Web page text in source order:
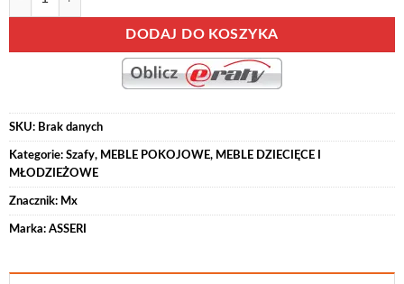
DODAJ DO KOSZYKA
SKU: Brak danych
Kategorie: Szafy, MEBLE POKOJOWE, MEBLE DZIECIĘCE I
MŁODZIEŻOWE
Znacznik: Mx
Marka: ASSERI